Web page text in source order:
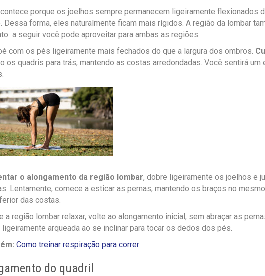
porque os joelhos sempre permanecem ligeiramente flexionados
Dessa forma, eles naturalmente ficam mais rígidos. A região da lombar
a seguir você pode aproveitar para ambas as regiões.
com os pés ligeiramente mais fechados do que a largura dos ombros.
os quadris para trás, mantendo as costas arredondadas. Você sentirá
o alongamento da região lombar, dobre ligeiramente os joelhos e
Lentamente, comece a esticar as pernas, mantendo os braços no
das costas.
a região lombar relaxar, volte ao alongamento inicial, sem abraçar as
arqueada ao se inclinar para tocar os dedos dos pés.
Como treinar respiração para correr
do quadril